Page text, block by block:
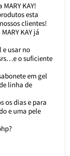
KAY!
esta
clientes!
KAY já
usar no
o suficiente
em gel
linha de
os dias e para
e uma pele